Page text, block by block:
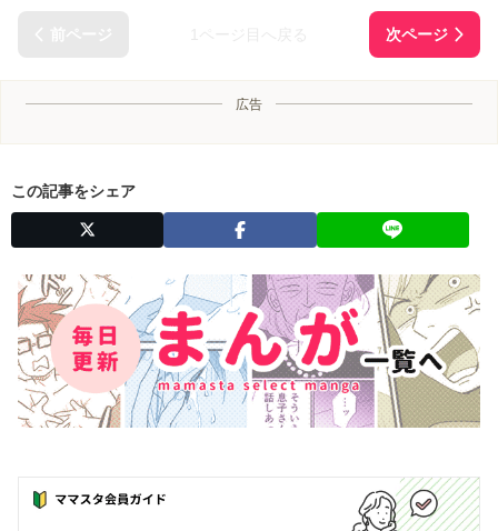
広告
この記事をシェア